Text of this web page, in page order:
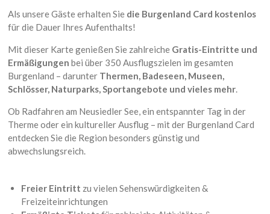
Als unsere Gäste erhalten Sie die Burgenland Card kostenlos
für die Dauer Ihres Aufenthalts!
Mit dieser Karte genießen Sie zahlreiche Gratis-Eintritte und
Ermäßigungen bei über 350 Ausflugszielen im gesamten
Burgenland – darunter Thermen, Badeseen, Museen,
Schlösser, Naturparks, Sportangebote und vieles mehr.
Ob Radfahren am Neusiedler See, ein entspannter Tag in der
Therme oder ein kultureller Ausflug – mit der Burgenland Card
entdecken Sie die Region besonders günstig und
abwechslungsreich.
Freier Eintritt zu vielen Sehenswürdigkeiten &
Freizeiteinrichtungen